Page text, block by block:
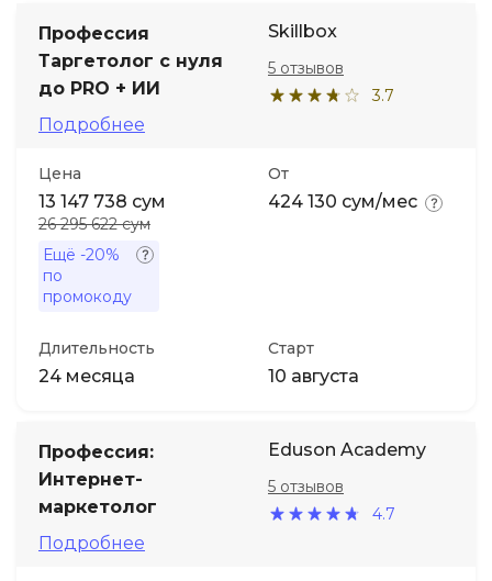
Профессия
Таргетолог с нуля
до PRO + ИИ
Подробнее
Skillbox
3.7
5 отзывов
Цена
13 147 738 сум
26 295 622 сум
Ещё -20%
по
промокоду
От
424 130 сум/мес
Длительность
24 месяца
Старт
10 августа
Профессия:
Интернет-
маркетолог
Подробнее
Eduson Academy
4.7
5 отзывов